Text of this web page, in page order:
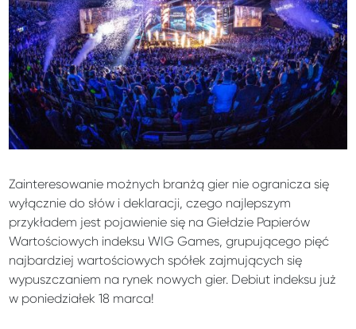
Zainteresowanie możnych branżą gier nie ogranicza się
wyłącznie do słów i deklaracji, czego najlepszym
przykładem jest pojawienie się na Giełdzie Papierów
Wartościowych indeksu WIG Games, grupującego pięć
najbardziej wartościowych spółek zajmujących się
wypuszczaniem na rynek nowych gier. Debiut indeksu już
w poniedziałek 18 marca!